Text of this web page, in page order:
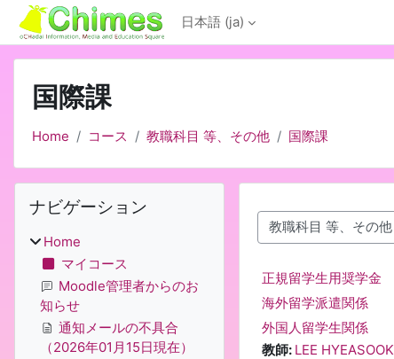
メインコンテンツへスキップする
日本語 ‎(ja)‎
国際課
Home コース 教職科目 等、その他 国際課
コースカテゴリ
正規留学生用奨学金
海外留学派遣関係
外国人留学生関係
教師: LEE HYEASOOK
ブロック
ナビゲーション
Home
マイコース
Moodle管理者からのお
知らせ
通知メールの不具合
（2026年01月15日現在）